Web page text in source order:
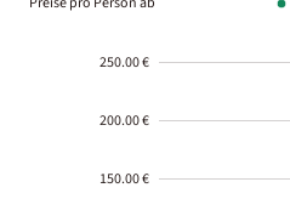
250.00 €
200.00 €
150.00 €